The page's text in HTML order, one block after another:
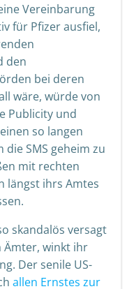
Vereinbarung
für Pfizer ausfiel,
den
bei deren
wäre, würde von
Publicity und
so langen
SMS geheim zu
mit rechten
längst ihrs Amtes
skandalös versagt
Ämter, winkt ihr
Der senile US-
allen Ernstes zur